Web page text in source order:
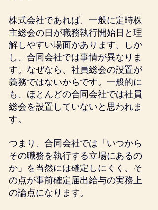
株式会社であれば、一般に定時株
主総会の日が職務執行開始日と理
解しやすい場面があります。しか
し、合同会社では事情が異なりま
す。なぜなら、社員総会の設置が
義務ではないからです。一般的に
も、ほとんどの合同会社では社員
総会を設置していないと思われま
す。
つまり、合同会社では「いつから
その職務を執行する立場にあるの
か」を当然には確定しにくく、そ
の点が事前確定届出給与の実務上
の論点になります。